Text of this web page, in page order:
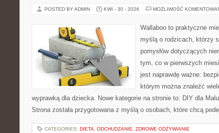
POSTED BY ADMIN KWI - 30 - 2026 MOŻLIWOŚĆ
Wallaboo to praktyczne
myślą o rodzicach, którzy
pomysłów dotyczących
tym, co w pierwszych
jest naprawdę ważne:
którym można znaleźć
wyprawką dla dziecka. Nowe kategorie na stronie to: DIY dla
Strona została przygotowana z myślą o osobach, które chcą
CATEGORIES: DIETA, ODCHUDZANIE, ZDROWE ODŻYWIANIE